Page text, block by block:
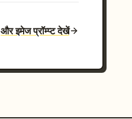
और इमेज प्रॉम्प्ट देखें